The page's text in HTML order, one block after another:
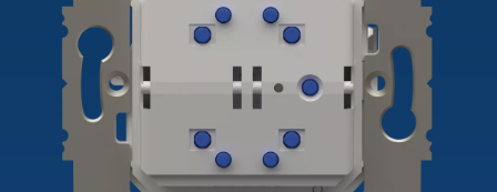
Smart Home
DALI
Präsenzmelder & Bewegungsmelder
OEM-Lösungen
Ansprechpartner OEM
OEM-Referenzen
Lösungen
Zeit- und Lichtsteuerung
DALI-2 Lichtsteuerung
Service
Downloads
Unternehmen